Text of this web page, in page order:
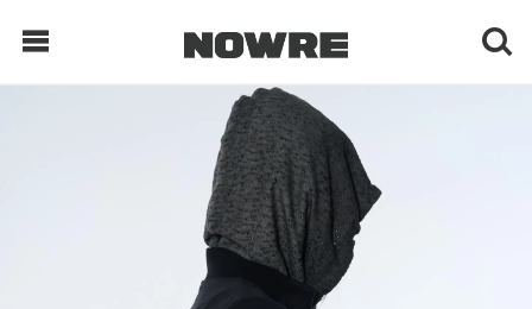
每日鲜榨
现客视点
每日栏目